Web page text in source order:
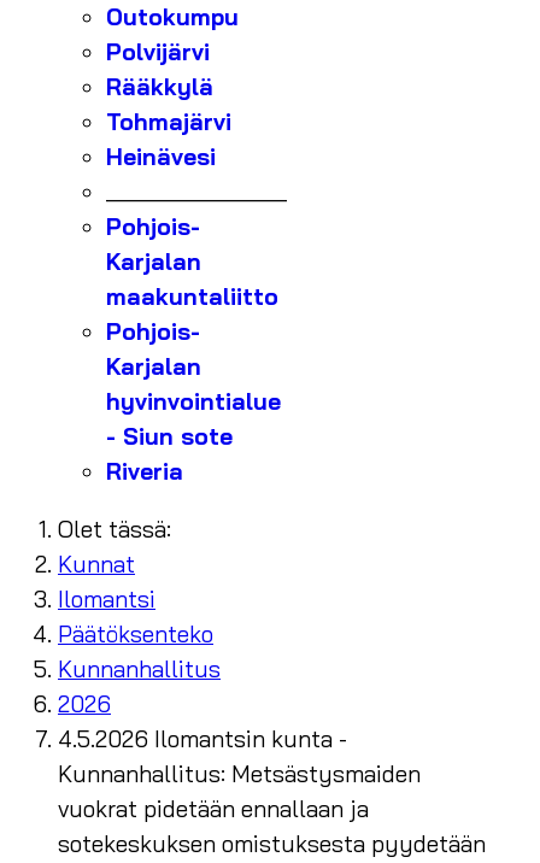
Outokumpu
Polvijärvi
Rääkkylä
Tohmajärvi
Heinävesi
Pohjois-
Karjalan
maakuntaliitto
Pohjois-
Karjalan
hyvinvointialue
- Siun sote
Riveria
Olet tässä:
Kunnat
Ilomantsi
Päätöksenteko
Kunnanhallitus
2026
4.5.2026 Ilomantsin kunta -
Kunnanhallitus: Metsästysmaiden
vuokrat pidetään ennallaan ja
sotekeskuksen omistuksesta pyydetään